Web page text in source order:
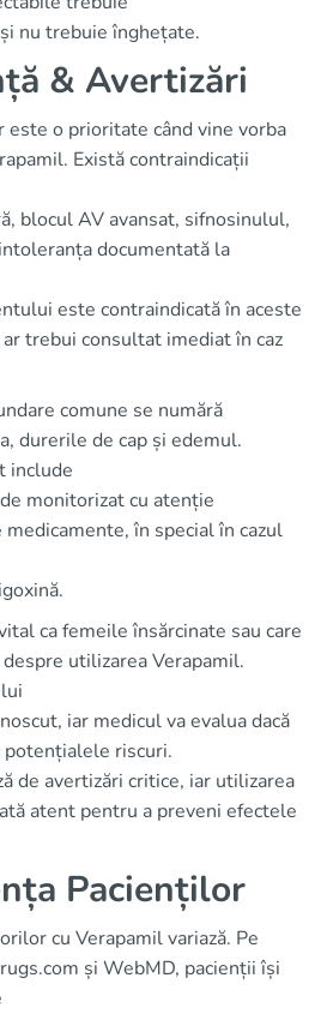
nu trebuie înghețate.
& Avertizări
este o prioritate când vine vorba
Există contraindicații
blocul AV avansat, sifnosinulul,
documentată la
este contraindicată în aceste
trebui consultat imediat în caz
comune se numără
durerile de cap și edemul.
include
monitorizat cu atenție
în special în cazul
ca femeile însărcinate sau care
utilizarea Verapamil.
iar medicul va evalua dacă
potențialele riscuri.
de avertizări critice, iar utilizarea
atent pentru a preveni efectele
Pacienților
cu Verapamil variază. Pe
și WebMD, pacienții își